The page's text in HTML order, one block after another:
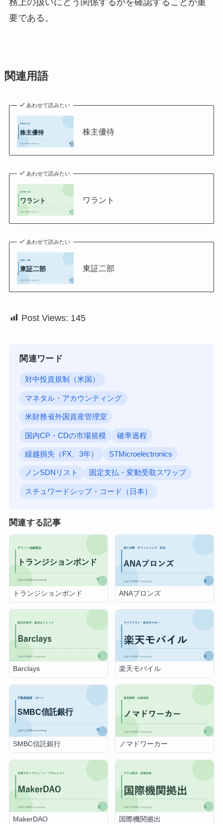
務上の扱いにどう関係するかを確認することが重
要である。
関連用語
あわせて読みたい
株主優待
あわせて読みたい
ワラント
あわせて読みたい
東証二部
Post Views: 145
関連ワード
対中投資規制（米国）
マネタル・アカウンティング
米財務省外国資産管理室
国内CP・CDの市場規模 確率過程
繰越損失（FX、3年） STMicroelectronics
ノンSDNリスト 固定支払・変動受取スワップ
スチュワードシップ・コード（日本）
関連する記事
トランジションボンド ANAブロンズ
Barclays 楽天モバイル
SMBC信託銀行 ノマドワーカー
MakerDAO 国際機関拠出